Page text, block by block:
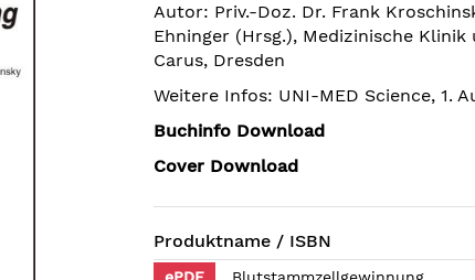
Autor: Priv.-Doz. Dr. Frank
Ehninger (Hrsg.), Medizinische
Carus, Dresden
Weitere Infos: UNI-MED Science, 1.
Buchinfo Download
Cover Download
Produktname / ISBN